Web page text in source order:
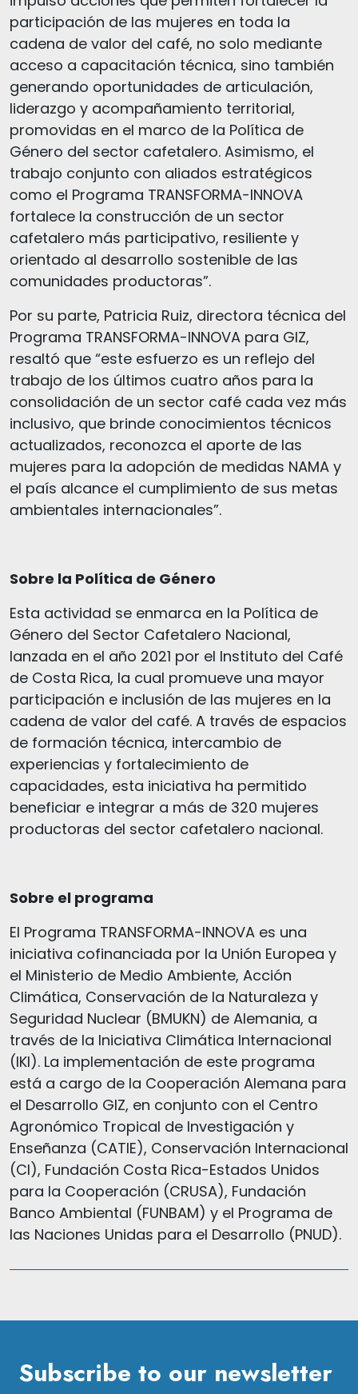
participación de las mujeres en toda la
cadena de valor del café, no solo mediante
acceso a capacitación técnica, sino también
generando oportunidades de articulación,
liderazgo y acompañamiento territorial,
promovidas en el marco de la Política de
Género del sector cafetalero. Asimismo, el
trabajo conjunto con aliados estratégicos
como el Programa TRANSFORMA-INNOVA
fortalece la construcción de un sector
cafetalero más participativo, resiliente y
orientado al desarrollo sostenible de las
comunidades productoras”.
Por su parte, Patricia Ruiz, directora técnica del
Programa TRANSFORMA-INNOVA para GIZ,
resaltó que “este esfuerzo es un reflejo del
trabajo de los últimos cuatro años para la
consolidación de un sector café cada vez más
inclusivo, que brinde conocimientos técnicos
actualizados, reconozca el aporte de las
mujeres para la adopción de medidas NAMA y
el país alcance el cumplimiento de sus metas
ambientales internacionales”.
Sobre la Política de Género
Esta actividad se enmarca en la Política de
Género del Sector Cafetalero Nacional,
lanzada en el año 2021 por el Instituto del Café
de Costa Rica, la cual promueve una mayor
participación e inclusión de las mujeres en la
cadena de valor del café. A través de espacios
de formación técnica, intercambio de
experiencias y fortalecimiento de
capacidades, esta iniciativa ha permitido
beneficiar e integrar a más de 320 mujeres
productoras del sector cafetalero nacional.
Sobre el programa
El Programa TRANSFORMA-INNOVA es una
iniciativa cofinanciada por la Unión Europea y
el Ministerio de Medio Ambiente, Acción
Climática, Conservación de la Naturaleza y
Seguridad Nuclear (BMUKN) de Alemania, a
través de la Iniciativa Climática Internacional
(IKI). La implementación de este programa
está a cargo de la Cooperación Alemana para
el Desarrollo GIZ, en conjunto con el Centro
Agronómico Tropical de Investigación y
Enseñanza (CATIE), Conservación Internacional
(CI), Fundación Costa Rica-Estados Unidos
para la Cooperación (CRUSA), Fundación
Banco Ambiental (FUNBAM) y el Programa de
las Naciones Unidas para el Desarrollo (PNUD).
Subscribe to our newsletter